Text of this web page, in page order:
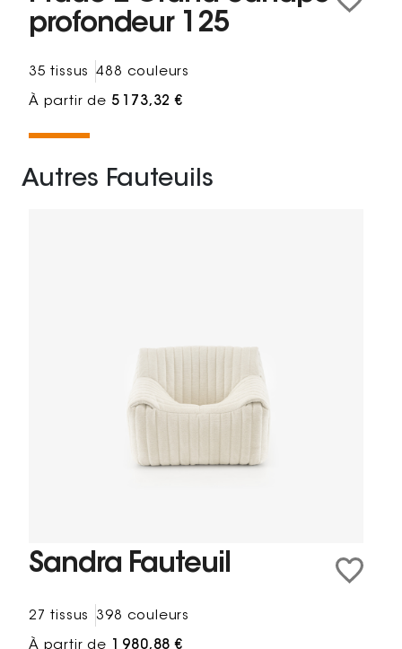
profondeur 125
35 tissus 488 couleurs
À partir de 5 173,32 €
Autres Fauteuils
Sandra Fauteuil
27 tissus 398 couleurs
À partir de 1 980,88 €